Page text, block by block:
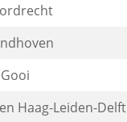
Haag-Leiden-Delft